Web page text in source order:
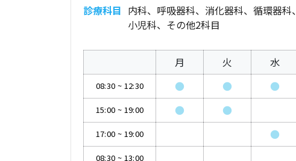
診療科目 内科、呼吸器科、消化器科、循環器科、
小児科、その他2科目
月 火 水
08:30 ~ 12:30 ● ● ●
15:00 ~ 19:00 ● ●
17:00 ~ 19:00 ●
08:30 ~ 13:00